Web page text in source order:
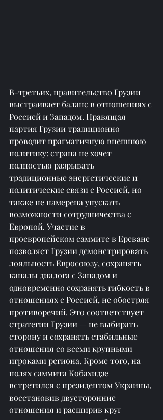
В-третьих, правительство Грузии
выстраивает баланс в отношениях с
Россией и Западом. Правящая
партия Грузии традиционно
проводит прагматичную внешнюю
политику: страна не хочет
полностью разрывать
традиционные энергетические и
политические связи с Россией, но
также не намерена упускать
возможности сотрудничества с
Европой. Участие в
проевропейском саммите в Ереване
позволяет Грузии демонстрировать
лояльность Евросоюзу, сохранять
каналы диалога с Западом и
одновременно сохранять гибкость в
отношениях с Россией, не обостряя
противоречий. Это соответствует
стратегии Грузии — не выбирать
сторону и сохранять стабильные
отношения со всеми крупными
игроками региона. Кроме того, на
полях саммита Кобахидзе
встретился с президентом Украины,
восстановив двусторонние
отношения и расширив круг